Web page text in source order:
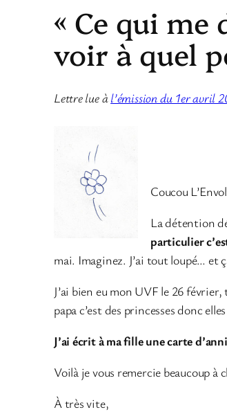
« Ce qui me
voir à quel
Lettre lue àl’émission du 1er avril
Coucou
La détention
particulier
mai. Imaginez. J’ai tout loupé… et
J’ai bien eu mon UVF le 26 février,
papa c’est des princesses donc
J’ai écrit à ma fille une carte
Voilà je vous remercie beaucoup
À très vite,